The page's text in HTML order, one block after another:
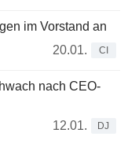
im Vorstand an
20.01.
CI
nach CEO-
12.01.
DJ